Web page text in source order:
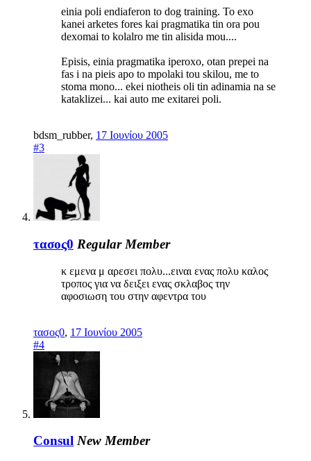
einia poli endiaferon to dog training. To exo
kanei arketes fores kai pragmatika tin ora pou
dexomai to kolalro me tin alisida mou....
Episis, einia pragmatika iperoxo, otan prepei na
fas i na pieis apo to mpolaki tou skilou, me to
stoma mono... ekei niotheis oli tin adinamia na se
kataklizei... kai auto me exitarei poli.
bdsm_rubber, 17 Ιουνίου 2005
#3
τασος0 Regular Member
κ εμενα μ αρεσει πολυ...ειναι ενας πολυ καλος
τροπος για να δειξει ενας σκλαβος την
αφοσιωση του στην αφεντρα του
τασος0, 17 Ιουνίου 2005
#4
Consul New Member